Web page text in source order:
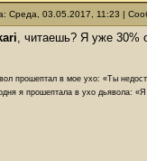
Среда, 03.05.2017, 11:23 |
, читаешь? Я уже 30%
прошептал в мое ухо: «Ты
я прошептала в ухо дьявола: